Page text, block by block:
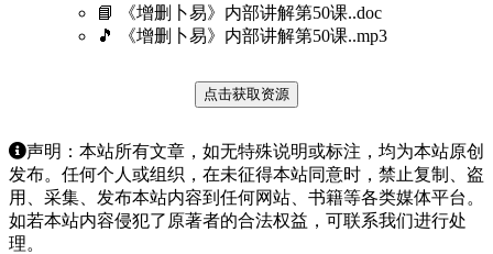
📘 《增删卜易》内部讲解第50课..doc
🎵 《增删卜易》内部讲解第50课..mp3
点击获取资源
声明：本站所有文章，如无特殊说明或标注，均为本站原创
发布。任何个人或组织，在未征得本站同意时，禁止复制、盗
用、采集、发布本站内容到任何网站、书籍等各类媒体平台。
如若本站内容侵犯了原著者的合法权益，可联系我们进行处
理。